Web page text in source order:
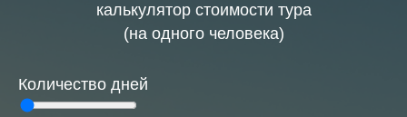
калькулятор стоимости тура
(на одного человека)
Количество дней